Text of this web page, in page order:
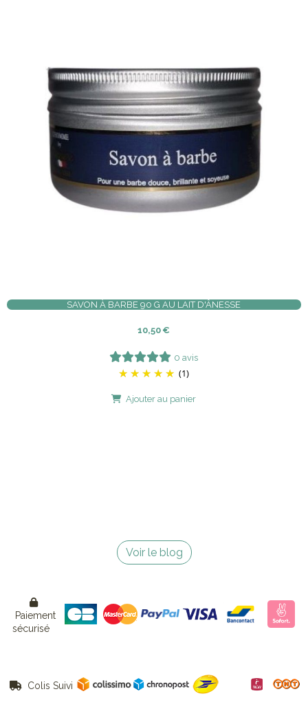
SAVON À BARBE 90 G AU LAIT D'ÂNESSE
10,50 €
0 avis
(1)
Ajouter au panier
Voir le blog

Paiement
sécurisé
 Colis Suivi